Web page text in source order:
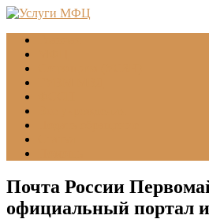
Почта России
официальный портал и